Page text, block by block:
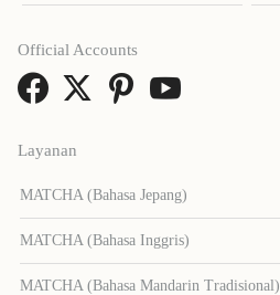
Layanan
MATCHA (Bahasa Jepang)
MATCHA (Bahasa Inggris)
MATCHA (Bahasa Mandarin Tradisional)
Official Accounts